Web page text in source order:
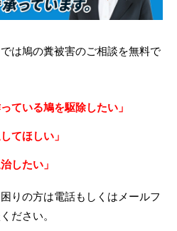
は鳩の糞被害のご相談を無料で
ている鳩を駆除したい」
てほしい」
したい」
りの方は電話もしくはメールフ
ださい。